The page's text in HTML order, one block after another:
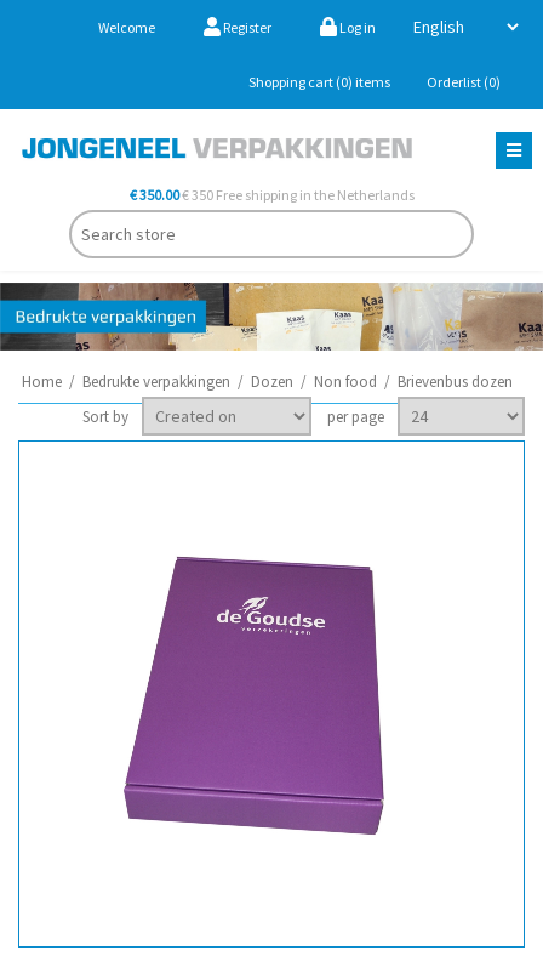
Welcome Register Log in
Shopping cart (0) items Orderlist (0)
€ 350.00€ 350 Free shipping in the Netherlands
Home / Bedrukte verpakkingen / Dozen / Non food / Brievenbus dozen
Sort by
per page